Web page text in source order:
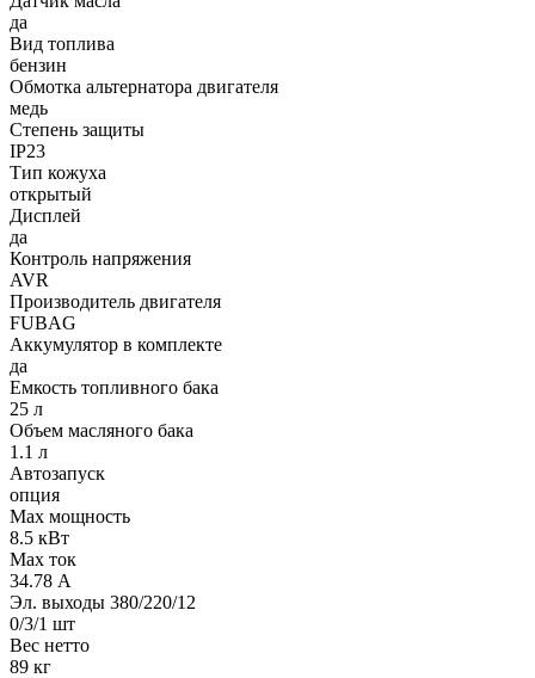
да
Вид топлива
бензин
Обмотка альтернатора двигателя
медь
Степень защиты
IP23
Тип кожуха
открытый
Дисплей
да
Контроль напряжения
AVR
Производитель двигателя
FUBAG
Аккумулятор в комплекте
да
Емкость топливного бака
25 л
Объем масляного бака
1.1 л
Автозапуск
опция
Max мощность
8.5 кВт
Max ток
34.78 А
Эл. выходы 380/220/12
0/3/1 шт
Вес нетто
89 кг